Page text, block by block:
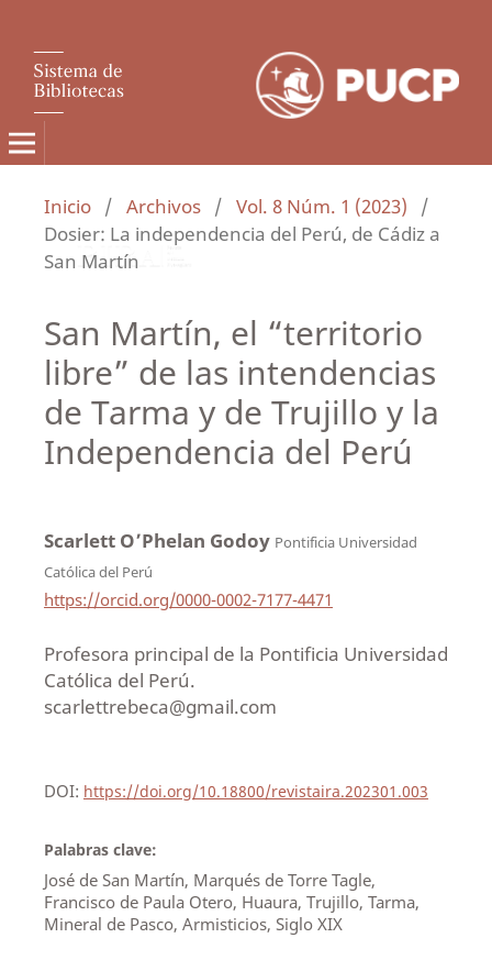
Inicio / Archivos / Vol. 8 Núm. 1 (2023)
/
Dosier: La independencia del Perú, de Cádiz a
San Martín
San Martín, el “territorio
libre” de las intendencias
de Tarma y de Trujillo y la
Independencia del Perú
Scarlett O’Phelan Godoy Pontificia Universidad
Católica del Perú
https://orcid.org/0000-0002-7177-4471
Profesora principal de la Pontificia Universidad
Católica del Perú.
scarlettrebeca@gmail.com
DOI: https://doi.org/10.18800/revistaira.202301.003
Palabras clave:
José de San Martín, Marqués de Torre Tagle,
Francisco de Paula Otero, Huaura, Trujillo, Tarma,
Mineral de Pasco, Armisticios, Siglo XIX